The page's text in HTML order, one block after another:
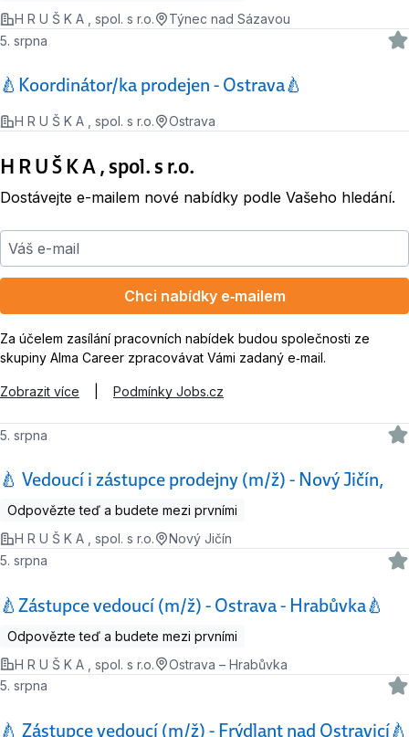
H R U Š K A , spol. s r.o.
Týnec nad Sázavou
🍐Koordinátor/ka prodejen - Ostrava🍐
5. srpna
H R U Š K A , spol. s r.o. Ostrava
H R U Š K A , spol. s r.o.
Dostávejte e-mailem nové nabídky podle Vašeho hledání.
Váš e-mail
Chci nabídky e‑mailem
Za účelem zasílání pracovních nabídek budou společnosti ze
skupiny Alma Career zpracovávat Vámi zadaný e‑mail.
Zobrazit více Podmínky Jobs.cz
🍐 Vedoucí i zástupce prodejny (m/ž) - Nový Jičín,
5. srpna
Odpovězte teď a budete mezi prvními
H R U Š K A , spol. s r.o.
Nový Jičín
🍐Zástupce vedoucí (m/ž) - Ostrava - Hrabůvka🍐
5. srpna
Odpovězte teď a budete mezi prvními
H R U Š K A , spol. s r.o.
Ostrava – Hrabůvka
🍐 Zástupce vedoucí (m/ž) - Frýdlant nad Ostravicí🍐
5. srpna